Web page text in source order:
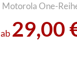
Motorola One-
ab29,00